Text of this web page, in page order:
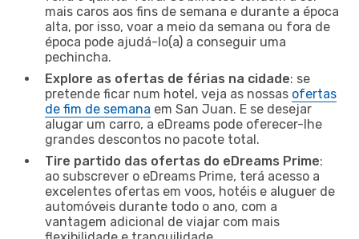
mais caros aos fins de semana e durante a época
alta, por isso, voar a meio da semana ou fora de
época pode ajudá-lo(a) a conseguir uma
pechincha.
Explore as ofertas de férias na cidade: se
pretende ficar num hotel, veja as nossas ofertas
de fim de semana em San Juan. E se desejar
alugar um carro, a eDreams pode oferecer-lhe
grandes descontos no pacote total.
Tire partido das ofertas do eDreams Prime:
ao subscrever o eDreams Prime, terá acesso a
excelentes ofertas em voos, hotéis e aluguer de
automóveis durante todo o ano, com a
vantagem adicional de viajar com mais